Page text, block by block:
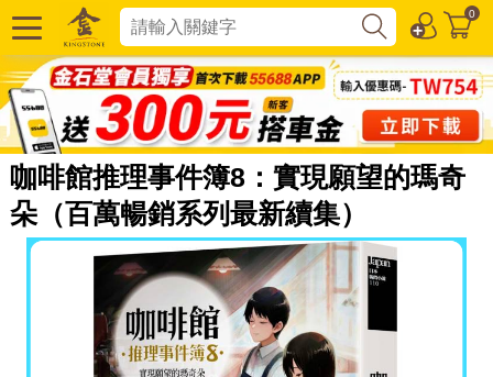
0
咖啡館推理事件簿8：實現願望的瑪奇
朵（百萬暢銷系列最新續集）